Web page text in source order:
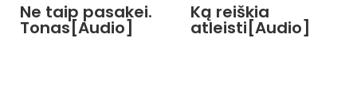
Ne taip pasakei.
Tonas[Audio]
Ką reiškia
atleisti[Audio]